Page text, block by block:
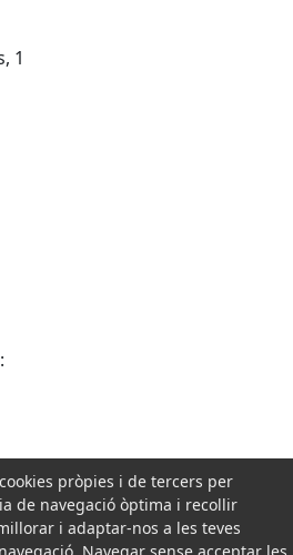
1
pròpies i de tercers per
de navegació òptima i recollir
i adaptar-nos a les teves